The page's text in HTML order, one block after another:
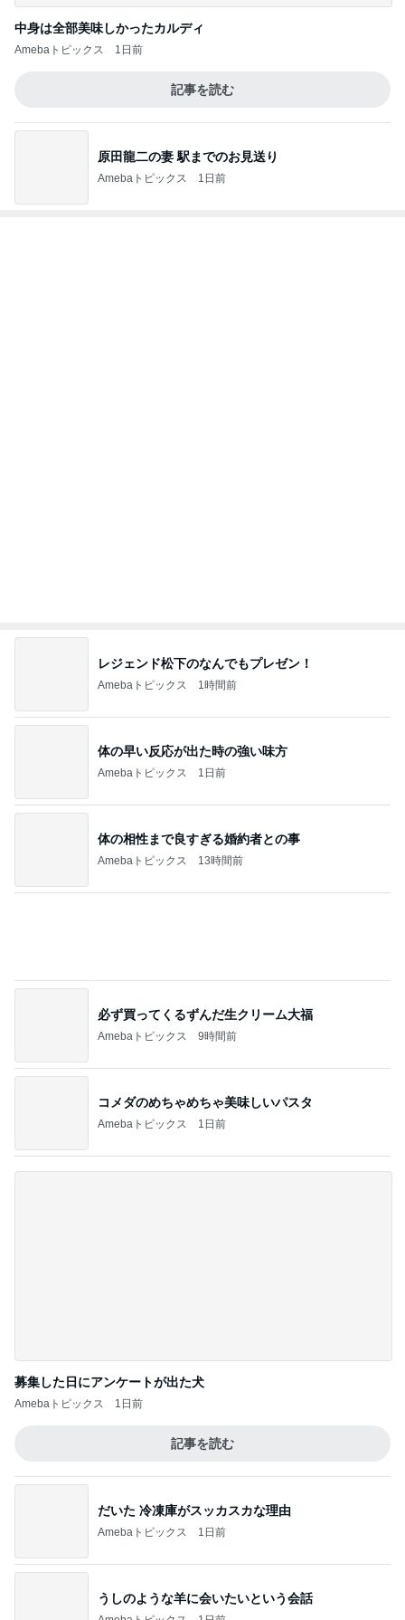
中身は全部美味しかったカルディ
Amebaトピックス 1日前
記事を読む
原田龍二の妻 駅までのお見送り
Amebaトピックス 1日前
レジェンド松下のなんでもプレゼン！
Amebaトピックス 1時間前
体の早い反応が出た時の強い味方
Amebaトピックス 1日前
体の相性まで良すぎる婚約者との事
Amebaトピックス 13時間前
必ず買ってくるずんだ生クリーム大福
Amebaトピックス 9時間前
コメダのめちゃめちゃ美味しいパスタ
Amebaトピックス 1日前
募集した日にアンケートが出た犬
Amebaトピックス 1日前
記事を読む
だいた 冷凍庫がスッカスカな理由
Amebaトピックス 1日前
うしのような羊に会いたいという会話
Amebaトピックス 1日前